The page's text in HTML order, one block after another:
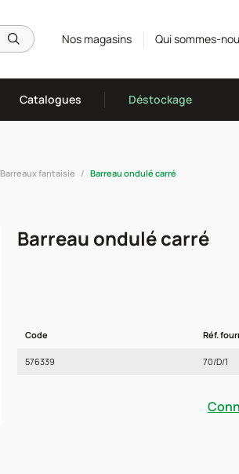
Nos magasins Qui sommes-
Catalogues Déstockage
Barreaux fantaisie Barreau ondulé carré
Barreau ondulé carré
Code Réf.
576339 70/D/1